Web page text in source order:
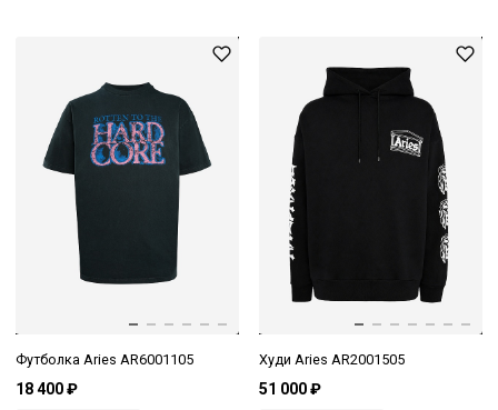
Футболка Aries AR6001105
18 400 ₽
Худи Aries AR2001505
51 000 ₽